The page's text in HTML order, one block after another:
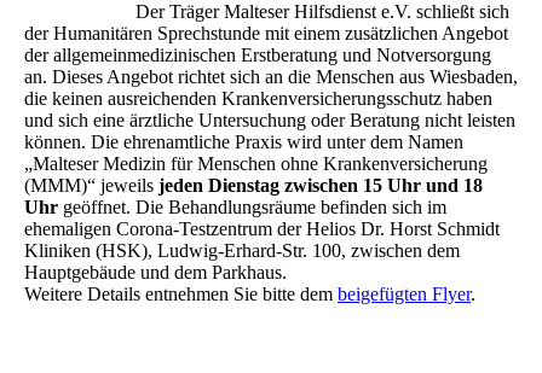
Der Träger Malteser Hilfsdienst e.V. schließt sich
der Humanitären Sprechstunde mit einem zusätzlichen Angebot
der allgemeinmedizinischen Erstberatung und Notversorgung
an. Dieses Angebot richtet sich an die Menschen aus Wiesbaden,
die keinen ausreichenden Krankenversicherungsschutz haben
und sich eine ärztliche Untersuchung oder Beratung nicht leisten
können. Die ehrenamtliche Praxis wird unter dem Namen
„Malteser Medizin für Menschen ohne Krankenversicherung
(MMM)“ jeweils jeden Dienstag zwischen 15 Uhr und 18
Uhr geöffnet. Die Behandlungsräume befinden sich im
ehemaligen Corona-Testzentrum der Helios Dr. Horst Schmidt
Kliniken (HSK), Ludwig-Erhard-Str. 100, zwischen dem
Hauptgebäude und dem Parkhaus.
Weitere Details entnehmen Sie bitte dem beigefügten Flyer.